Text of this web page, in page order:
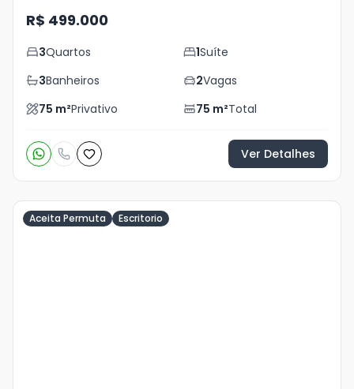
R$ 499.000
3Quartos 1Suíte
3Banheiros 2Vagas
75 m²Privativo 75 m²Total
Ver Detalhes
Aceita Permuta Escritorio